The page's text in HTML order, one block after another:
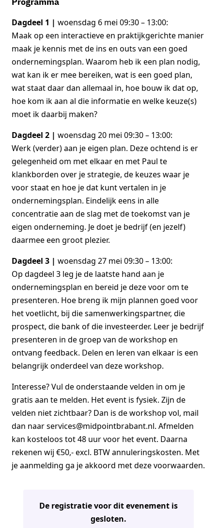
Dagdeel 1 | woensdag 6 mei 09:30 – 13:00:
Maak op een interactieve en praktijkgerichte manier
maak je kennis met de ins en outs van een goed
ondernemingsplan. Waarom heb ik een plan nodig,
wat kan ik er mee bereiken, wat is een goed plan,
wat staat daar dan allemaal in, hoe bouw ik dat op,
hoe kom ik aan al die informatie en welke keuze(s)
moet ik daarbij maken?
Dagdeel 2 | woensdag 20 mei 09:30 – 13:00:
Werk (verder) aan je eigen plan. Deze ochtend is er
gelegenheid om met elkaar en met Paul te
klankborden over je strategie, de keuzes waar je
voor staat en hoe je dat kunt vertalen in je
ondernemingsplan. Eindelijk eens in alle
concentratie aan de slag met de toekomst van je
eigen onderneming. Je doet je bedrijf (en jezelf)
daarmee een groot plezier.
Dagdeel 3 | woensdag 27 mei 09:30 – 13:00:
Op dagdeel 3 leg je de laatste hand aan je
ondernemingsplan en bereid je deze voor om te
presenteren. Hoe breng ik mijn plannen goed voor
het voetlicht, bij die samenwerkingspartner, die
prospect, die bank of die investeerder. Leer je bedrijf
presenteren in de groep van de workshop en
ontvang feedback. Delen en leren van elkaar is een
belangrijk onderdeel van deze workshop.
Interesse? Vul de onderstaande velden in om je
gratis aan te melden. Het event is fysiek. Zijn de
velden niet zichtbaar? Dan is de workshop vol, mail
dan naar services@midpointbrabant.nl. Afmelden
kan kosteloos tot 48 uur voor het event. Daarna
rekenen wij €50,- excl. BTW annuleringskosten. Met
je aanmelding ga je akkoord met deze voorwaarden.
De registratie voor dit evenement is
gesloten.